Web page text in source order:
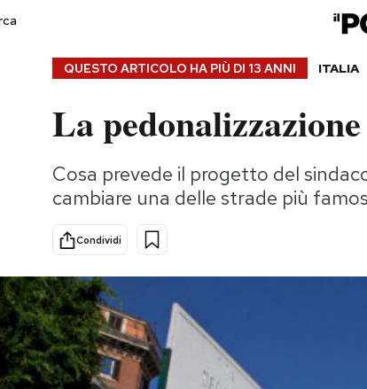
Consumismi
Storie/Idee
Ok Boomer!
Media
Europa
Altrecose
Mondiali calcio 2026
QUESTO ARTICOLO HA PIÙ DI 13 ANNI ITALIA
La
Cosa prevede il progetto del
cambiare una delle strade più
Condividi